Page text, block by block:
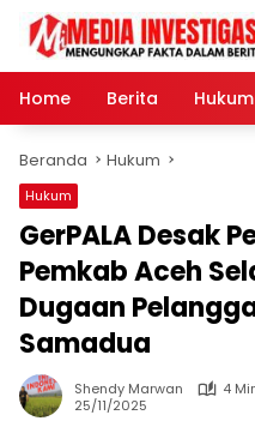
Langsung
konten
Home
Berita Hukum
Beranda Hukum
Hukum
GerPALA Desak
Pemkab Aceh
Dugaan
Samadua
Shendy Marwan
4
25/11/2025